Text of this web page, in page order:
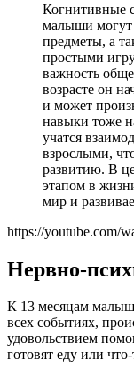
Когнитивные
малыши могут
предметы, а
простыми
важность
возрасте он
и может
навыки тоже
учатся
взрослыми,
развитию. В
этапом в
мир и
https://youtube.com/
Нервно-
К 13 месяцам
всех событиях,
удовольствием
готовят еду или